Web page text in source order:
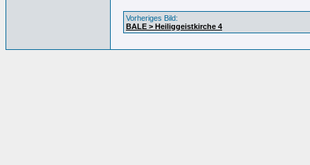
Vorheriges Bild:
BALE > Heiliggeistkirche 4